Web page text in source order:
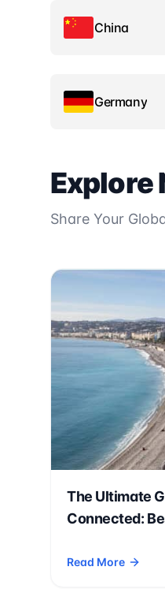
China
Germany
Explore
Share Your
The Ultimate
Connected:
Read More
- The Ultimate